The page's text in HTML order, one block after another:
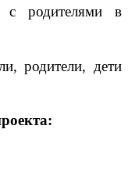
с родителями в
родители, дети